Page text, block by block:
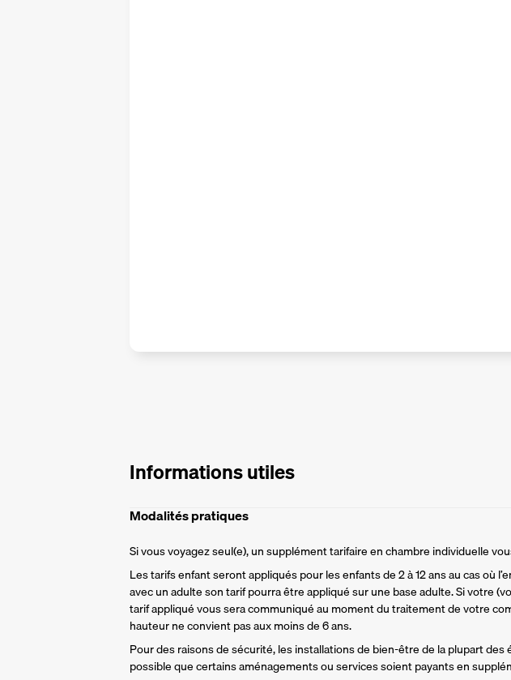
Informations utiles
Modalités pratiques
Si vous voyagez seul(e), un supplément tarifaire en chambre individuelle
Les tarifs enfant seront appliqués pour les enfants de 2 à 12 ans au cas où
avec un adulte son tarif pourra être appliqué sur une base adulte. Si votre
tarif appliqué vous sera communiqué au moment du traitement de votre
hauteur ne convient pas aux moins de 6 ans.
Pour des raisons de sécurité, les installations de bien-être de la plupart
possible que certains aménagements ou services soient payants en